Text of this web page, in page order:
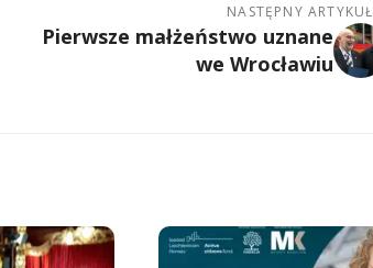
NASTĘPNY ARTYKUŁ
Pierwsze małżeństwo uznane
we Wrocławiu